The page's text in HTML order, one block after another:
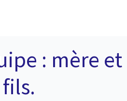
: mère et
fils.